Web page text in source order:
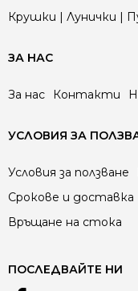
Крушки | Лунички |
ЗА НАС
За нас Контакти
УСЛОВИЯ ЗА
Условия за ползване
Срокове и доставка
Връщане на стока
ПОСЛЕДВАЙТЕ НИ